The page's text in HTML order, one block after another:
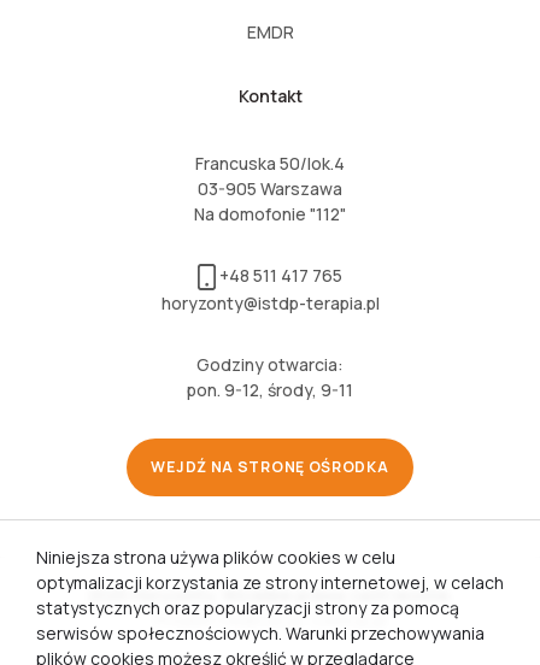
Niniejsza strona używa plików cookies w celu
optymalizacji korzystania ze strony internetowej, w celach
statystycznych oraz popularyzacji strony za pomocą
serwisów społecznościowych. Warunki przechowywania
plików cookies możesz określić w przeglądarce
EMDR
Kontakt
Francuska 50/lok.4
03-905 Warszawa
Na domofonie "112"
+48 511 417 765
horyzonty@istdp-terapia.pl
Godziny otwarcia:
pon. 9-12, środy, 9-11
WEJDŹ NA STRONĘ OŚRODKA
2025 Horyzonty. Wszelkie prawa zastrzeżone.
Projekt i realizacja: ComUp.pl